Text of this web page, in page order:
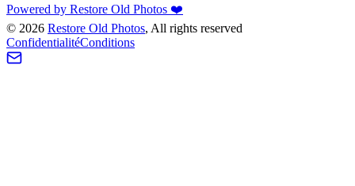
Powered by Restore Old Photos ❤️
© 2026 Restore Old Photos, All rights reserved
ConfidentialitéConditions